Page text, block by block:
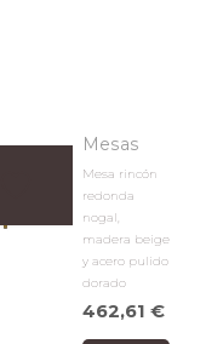
Mesas
Mesa rincón
redonda
nogal,
madera beige
y acero pulido
dorado
462,61€